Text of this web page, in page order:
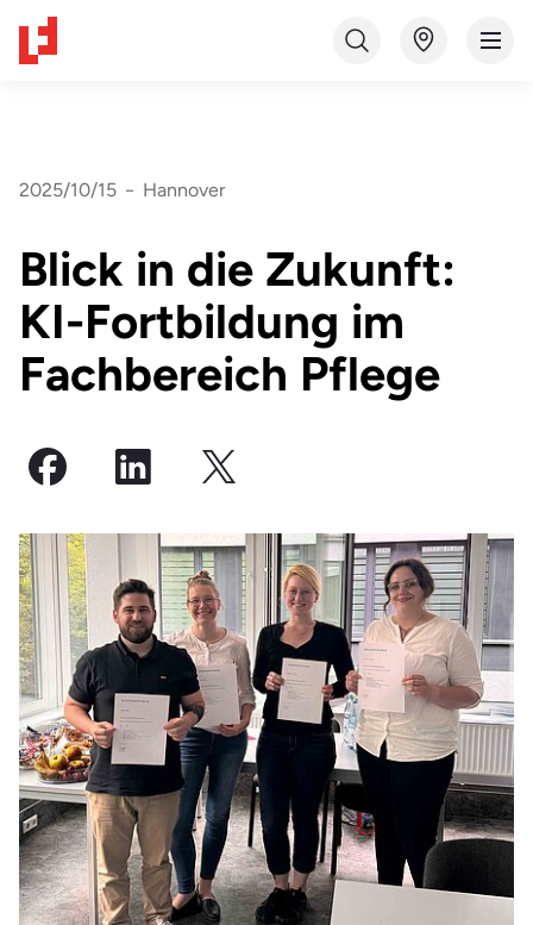
2025/10/15 − Hannover
Blick in die Zukunft:
KI-Fortbildung im
Fachbereich Pflege